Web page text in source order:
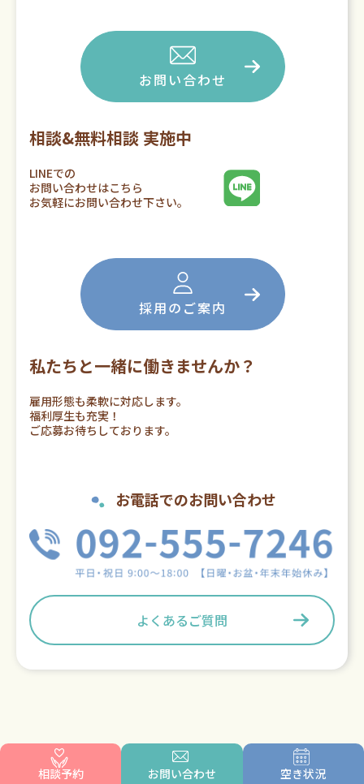
お問い合わせ
相談&無料相談 実施中
LINEでの
お問い合わせはこちら
お気軽にお問い合わせ下さい。
採用のご案内
私たちと一緒に働きませんか？
雇用形態も柔軟に対応します。
福利厚生も充実！
ご応募お待ちしております。
お電話でのお問い合わせ
よくあるご質問
相談予約 お問い合わせ 空き状況